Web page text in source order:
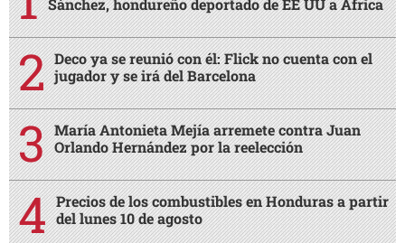
Sánchez, hondureño deportado de EE UU a África
Deco ya se reunió con él: Flick no cuenta con el
jugador y se irá del Barcelona
María Antonieta Mejía arremete contra Juan
Orlando Hernández por la reelección
Precios de los combustibles en Honduras a partir
del lunes 10 de agosto